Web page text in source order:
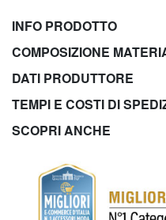
INFO PRODOTTO
COMPOSIZIONE
DATI PRODUTTORE
TEMPI E COSTI DI
SCOPRI ANCHE